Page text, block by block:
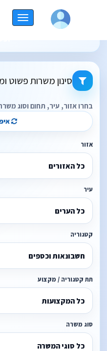
החלף
ניווט
תוצאות חיפוש משרות
סינון משרות פשוט
בחרו אזור, עיר, תחום וסוג
אזור
כל האזורים
עיר
כל הערים
קטגוריה
חשבונאות וכספים
תת קטגוריה / מקצוע
כל המקצועות
סוג משרה
כל סוגי המשרה